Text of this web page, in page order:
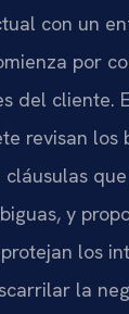
con un
por
del cliente.
revisan los
y
los
la